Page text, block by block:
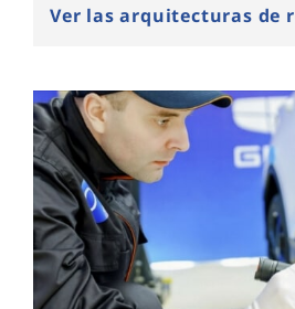
Ver las arquitecturas de